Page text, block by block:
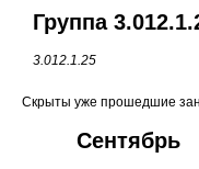
Группа
3.012.1.25
Скрыты уже прошедшие
Сентябрь